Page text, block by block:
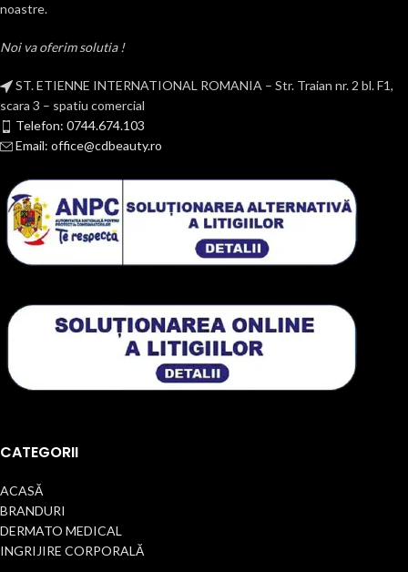
noastre.
Noi va oferim solutia !
ST. ETIENNE INTERNATIONAL ROMANIA – Str. Traian nr. 2 bl. F1,
scara 3 – spatiu comercial
Telefon: 0744.674.103
Email: office@cdbeauty.ro
CATEGORII
ACASĂ
BRANDURI
DERMATO MEDICAL
INGRIJIRE CORPORALĂ